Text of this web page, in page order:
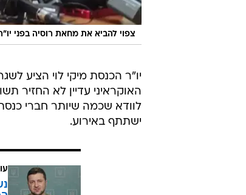
צפוי להביא את מחאת רוסיה בפני
יו"ר הכנסת מיקי לוי הציע
האוקראיני עדיין לא החזיר
לוודא שכמה שיותר חברי
ישתתף באירוע.